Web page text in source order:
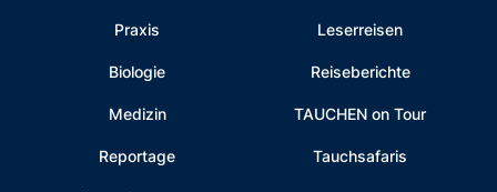
Praxis
Biologie
Medizin
Reportage
Leserreisen
Reiseberichte
TAUCHEN on Tour
Tauchsafaris